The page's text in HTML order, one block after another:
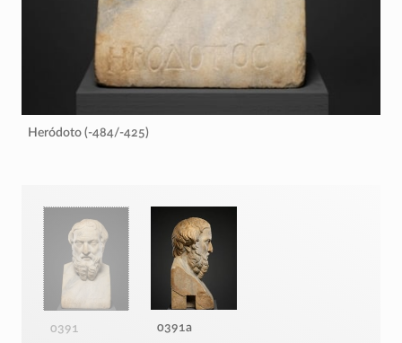
Heródoto (-484/-425)
0391 0391a